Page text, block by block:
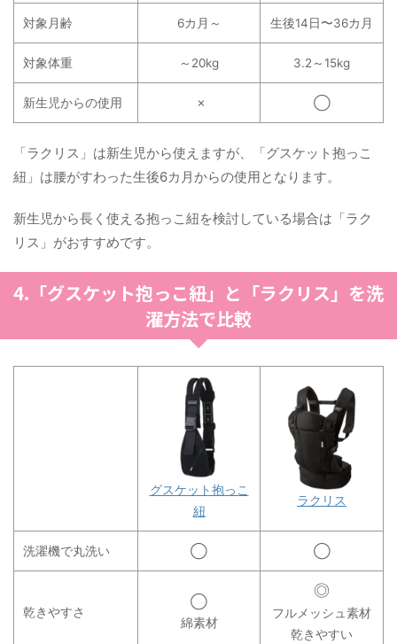
対象月齢 6カ月～ 生後14日〜36カ月
対象体重 ～20kg 3.2～15kg
新生児からの使用 ✗ ◯
「ラクリス」は新生児から使えますが、「グスケット抱っこ
紐」は腰がすわった生後6カ月からの使用となります。
新生児から長く使える抱っこ紐を検討している場合は「ラク
リス」がおすすめです。
4.「グスケット抱っこ紐」と「ラクリス」を洗
濯方法で比較
グスケット抱っこ
紐
ラクリス
洗濯機で丸洗い ◯ ◯
乾きやすさ
◯
綿素材
◎
フルメッシュ素材
乾きやすい